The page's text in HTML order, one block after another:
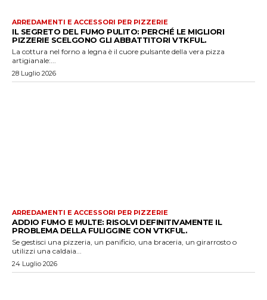
ARREDAMENTI E ACCESSORI PER PIZZERIE
IL SEGRETO DEL FUMO PULITO: PERCHÉ LE MIGLIORI
PIZZERIE SCELGONO GLI ABBATTITORI VTKFUL.
La cottura nel forno a legna è il cuore pulsante della vera pizza
artigianale:...
28 Luglio 2026
ARREDAMENTI E ACCESSORI PER PIZZERIE
ADDIO FUMO E MULTE: RISOLVI DEFINITIVAMENTE IL
PROBLEMA DELLA FULIGGINE CON VTKFUL.
Se gestisci una pizzeria, un panificio, una braceria, un girarrosto o
utilizzi una caldaia...
24 Luglio 2026